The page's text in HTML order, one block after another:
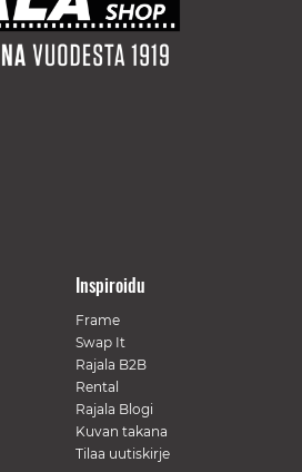
Inspiroidu
Frame
Swap It
Rajala B2B
Rental
Rajala Blogi
Kuvan takana
Tilaa uutiskirje